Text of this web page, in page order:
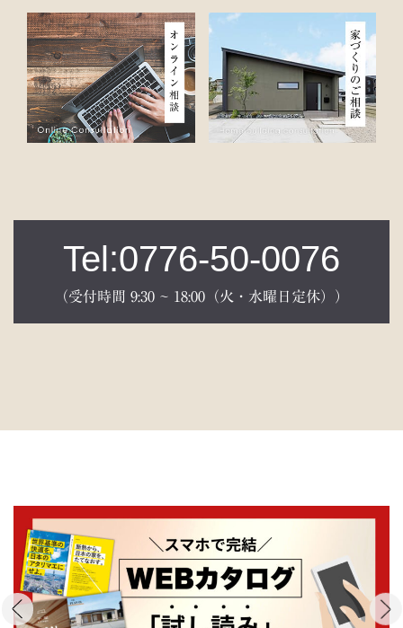
Tel:0776-50-0076
（受付時間 9:30 ~ 18:00（火・水曜日定休））